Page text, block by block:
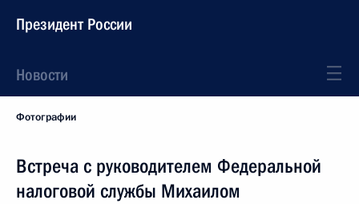
Президент России
Новости
Фотографии
Встреча с руководителем Федеральной
налоговой службы Михаилом